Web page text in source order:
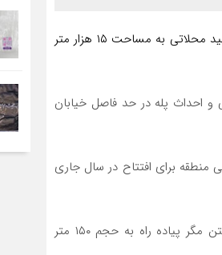
مجید افشاری معاون فنی و عمرانی شهرداری منطقه یک گفت: گذرگاه تنفسی شهرک شهید محلاتی به مساحت ۱۵ هزار متر
و احداث پله در حد فاصل خیابان
منطقه برای افتتاح در سال جاری
گفتنی است فاز یک این پروژه شامل احداث دیوار سنگی به حجم ۱۵۰۰ متر مکعب و بتن مگر پیاده راه به حجم ۱۵۰ متر